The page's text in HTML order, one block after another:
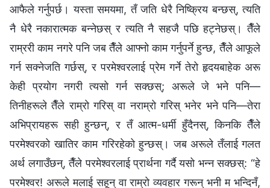
आफैले गर्नुपर्छ। यस्ता समयमा, तँ जति धेरै निष्क्रिय बन्छस्, त्यति
नै धेरै नकारात्मक बन्नेछस् र त्यति नै सहजै पछि हट्नेछस्। तैँले
राम्ररी काम नगरे पनि जब तैँले आफ्नो काम गर्नुपर्ने हुन्छ, तैँले आफूले
गर्न सक्‍नेजति गर्छस्, र परमेश्‍वरलाई प्रेम गर्ने तेरो हृदयबाहेक अरू
केही प्रयोग नगरी त्यसो गर्न सक्छस्; अरूले जे भने पनि—
तिनीहरूले तैँले राम्रो गरिस् वा नराम्रो गरिस् भनेर भने पनि—तेरा
अभिप्रायहरू सही हुन्छन्, र तँ आत्म-धर्मी हुँदैनस्, किनकि तैँले
परमेश्‍वरको खातिर काम गरिरहेको हुन्छस्। जब अरूले तँलाई गलत
अर्थ लगाउँछन्, तैँले परमेश्‍वरलाई प्रार्थना गर्दै यसो भन्न सक्छस्: “हे
परमेश्‍वर! अरूले मलाई सहून् वा राम्रो व्यवहार गरून् भनी म भन्दिनँ,